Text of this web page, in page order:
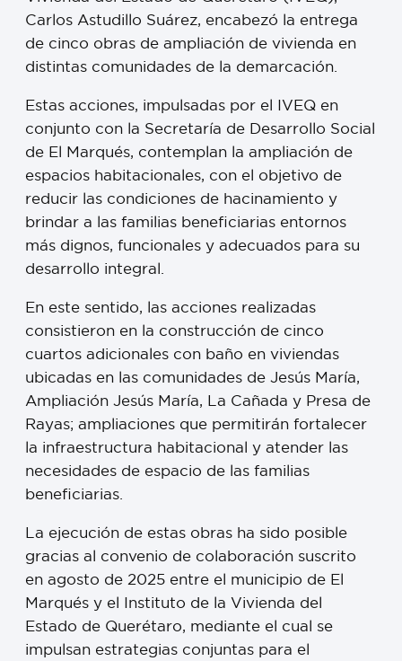
Carlos Astudillo Suárez, encabezó la entrega
de cinco obras de ampliación de vivienda en
distintas comunidades de la demarcación.
Estas acciones, impulsadas por el IVEQ en
conjunto con la Secretaría de Desarrollo Social
de El Marqués, contemplan la ampliación de
espacios habitacionales, con el objetivo de
reducir las condiciones de hacinamiento y
brindar a las familias beneficiarias entornos
más dignos, funcionales y adecuados para su
desarrollo integral.
En este sentido, las acciones realizadas
consistieron en la construcción de cinco
cuartos adicionales con baño en viviendas
ubicadas en las comunidades de Jesús María,
Ampliación Jesús María, La Cañada y Presa de
Rayas; ampliaciones que permitirán fortalecer
la infraestructura habitacional y atender las
necesidades de espacio de las familias
beneficiarias.
La ejecución de estas obras ha sido posible
gracias al convenio de colaboración suscrito
en agosto de 2025 entre el municipio de El
Marqués y el Instituto de la Vivienda del
Estado de Querétaro, mediante el cual se
impulsan estrategias conjuntas para el